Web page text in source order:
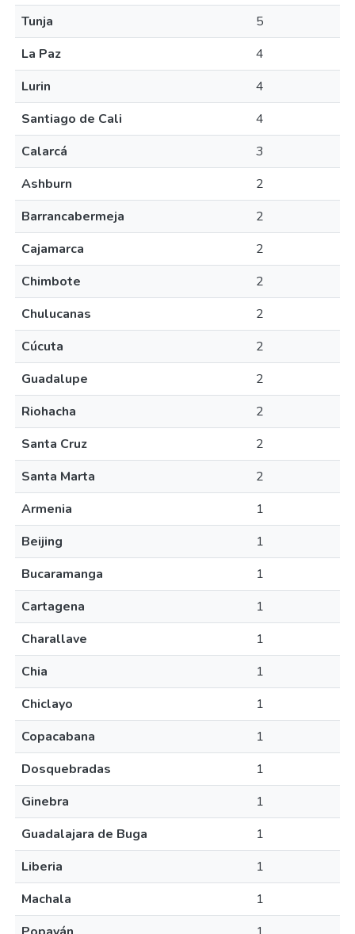
Tunja
5
La Paz
4
Lurin
4
Santiago de Cali
4
Calarcá
3
Ashburn
2
Barrancabermeja
2
Cajamarca
2
Chimbote
2
Chulucanas
2
Cúcuta
2
Guadalupe
2
Riohacha
2
Santa Cruz
2
Santa Marta
2
Armenia
1
Beijing
1
Bucaramanga
1
Cartagena
1
Charallave
1
Chia
1
Chiclayo
1
Copacabana
1
Dosquebradas
1
Ginebra
1
Guadalajara de Buga
1
Liberia
1
Machala
1